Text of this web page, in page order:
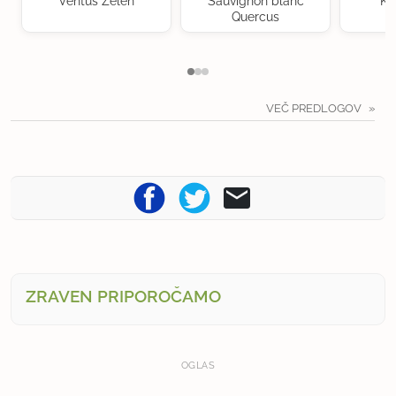
Quercus
VEČ PREDLOGOV
ZRAVEN PRIPOROČAMO
OGLAS